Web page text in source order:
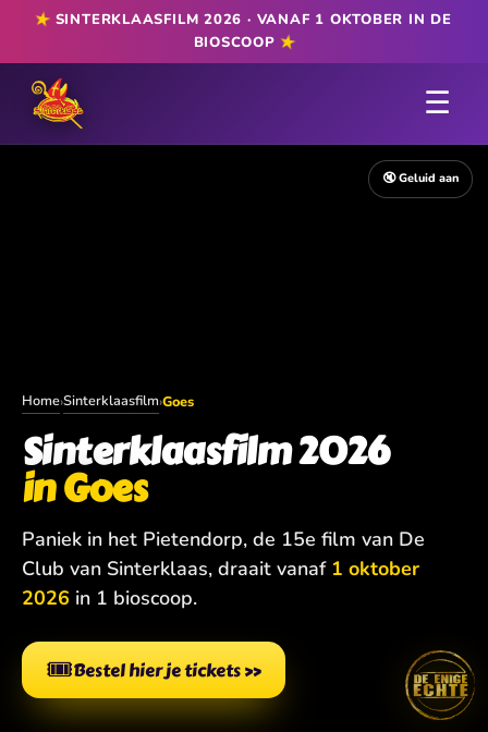
★SINTERKLAASFILM 2026 · VANAF 1 OKTOBER IN DE
BIOSCOOP ★
☰
🔇 Geluid aan
Home›Sinterklaasfilm›Goes
Sinterklaasfilm 2026
in Goes
Paniek in het Pietendorp, de 15e film van De
Club van Sinterklaas, draait vanaf 1 oktober
2026 in 1 bioscoop.
🎟️Bestel hier je tickets»